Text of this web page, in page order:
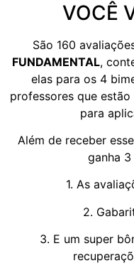
VOCÊ
São 160
FUNDAMENTAL,
elas para os 4
professores que
para
Além de receber
ganha
1. As
2.
3. E um super